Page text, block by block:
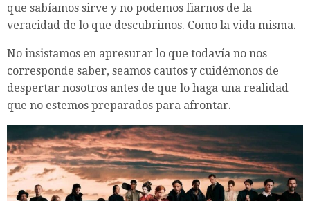
que sabíamos sirve y no podemos fiarnos de la
veracidad de lo que descubrimos. Como la vida misma.
No insistamos en apresurar lo que todavía no nos
corresponde saber, seamos cautos y cuidémonos de
despertar nosotros antes de que lo haga una realidad
que no estemos preparados para afrontar.